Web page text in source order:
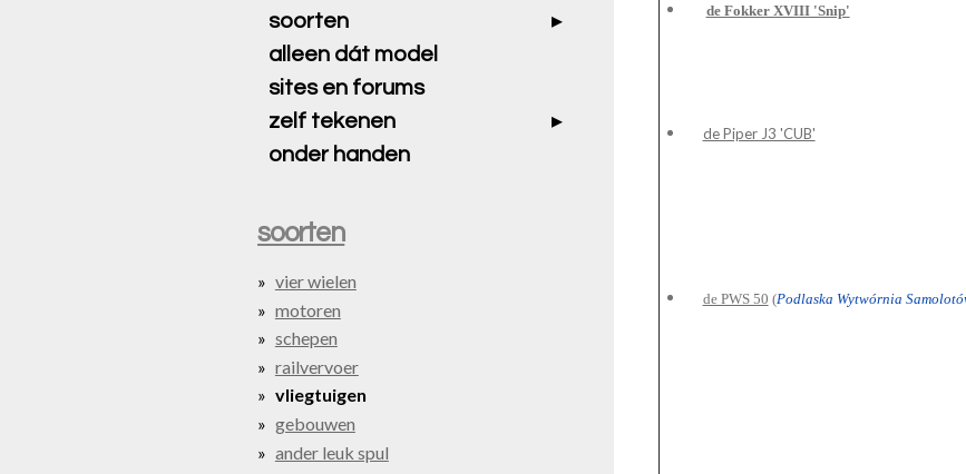
de Fokker XVIII 'Snip'
de Piper J3 'CUB'
de PWS 50 (Podlaska Wytwórnia
soorten
alleen dát model
sites en forums
zelf tekenen
onder handen
soorten
vier wielen
motoren
schepen
railvervoer
vliegtuigen
gebouwen
ander leuk spul